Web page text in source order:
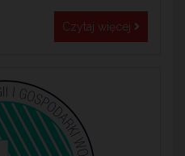
Czytaj więcej